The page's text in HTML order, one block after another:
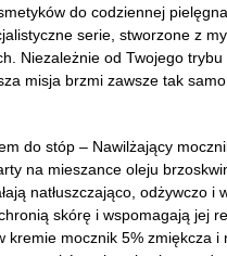
do codziennej
serie, stworzone z
Niezależnie od Twojego
misja brzmi zawsze tak
do stóp – Nawilżający
na mieszance oleju
natłuszczająco, odżywczo i
skórę i wspomagają jej
kremie mocznik 5% zmiękcza i